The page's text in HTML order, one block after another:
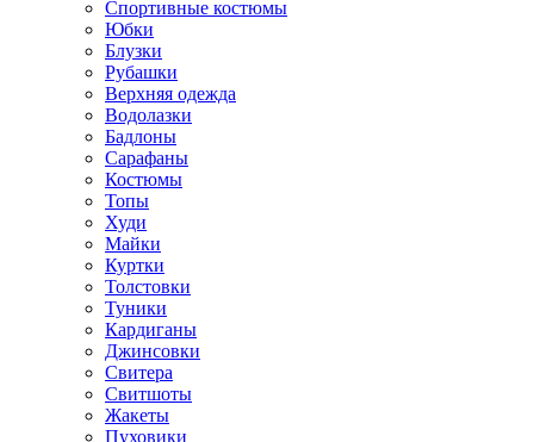
Спортивные костюмы
Юбки
Блузки
Рубашки
Верхняя одежда
Водолазки
Бадлоны
Сарафаны
Костюмы
Топы
Худи
Майки
Куртки
Толстовки
Туники
Кардиганы
Джинсовки
Свитера
Свитшоты
Жакеты
Пуховики